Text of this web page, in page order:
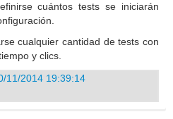
cuántos tests se iniciarán
cualquier cantidad de tests con
y clics.
11/2014 19:39:14